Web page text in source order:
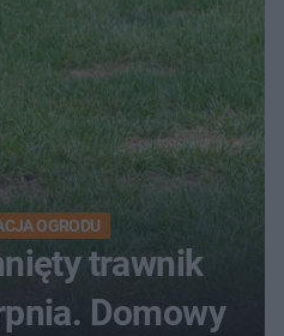
OGRODU
trawnik
Domowy